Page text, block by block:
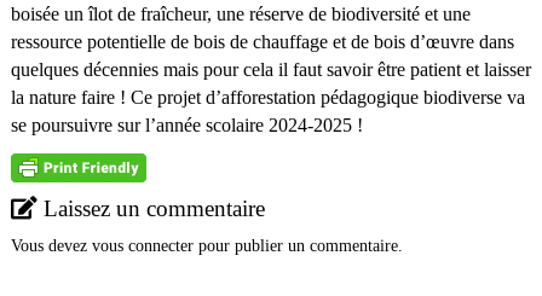
boisée un îlot de fraîcheur, une réserve de biodiversité et une
ressource potentielle de bois de chauffage et de bois d’œuvre dans
quelques décennies mais pour cela il faut savoir être patient et laisser
la nature faire ! Ce projet d’afforestation pédagogique biodiverse va
se poursuivre sur l’année scolaire 2024-2025 !
Laissez un commentaire
Vous devez vous connecterpour publier un commentaire.